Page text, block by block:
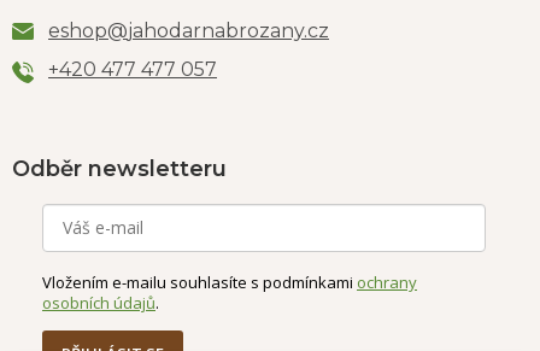
eshop@jahodarnabrozany.cz
+420 477 477 057
Odběr newsletteru
Vložením e-mailu souhlasíte s podmínkami ochrany
osobních údajů.